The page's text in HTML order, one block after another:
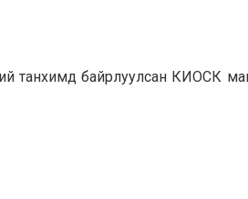
танхимд байрлуулсан КИОСК